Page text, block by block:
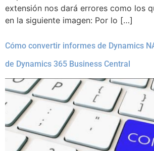
extensión nos dará errores como los
en la siguiente imagen: Por lo […]
Cómo convertir informes de Dynamics
de Dynamics 365 Business Central